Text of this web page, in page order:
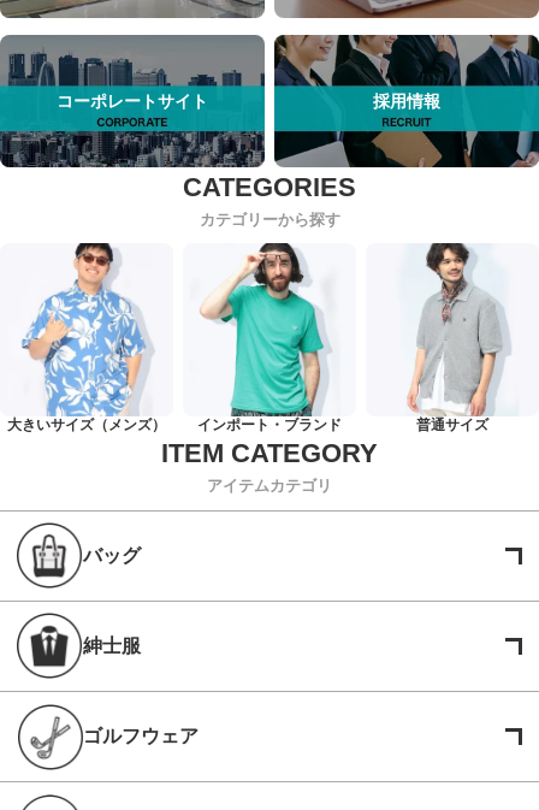
コーポレートサイト 採用情報
カテゴリーから探す
大きいサイズ（メンズ） インポート・ブランド 普通サイズ
アイテムカテゴリ
バッグ
紳士服
ゴルフウェア